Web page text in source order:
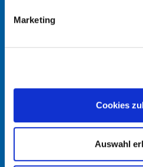
Marketing
Cookies
Auswahl